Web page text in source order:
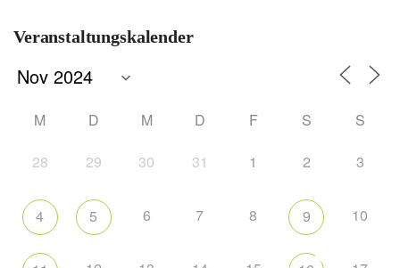
Veranstaltungskalender
M D M D F S S
28 29 30 31 1 2 3
4 5 6 7 8 9 10